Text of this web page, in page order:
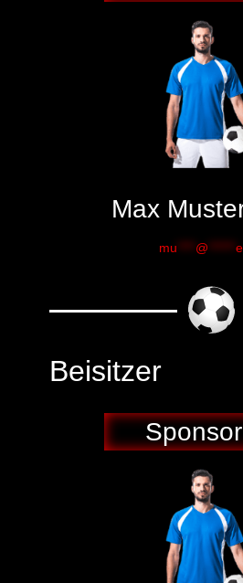
Max
mu @
Beisitzer